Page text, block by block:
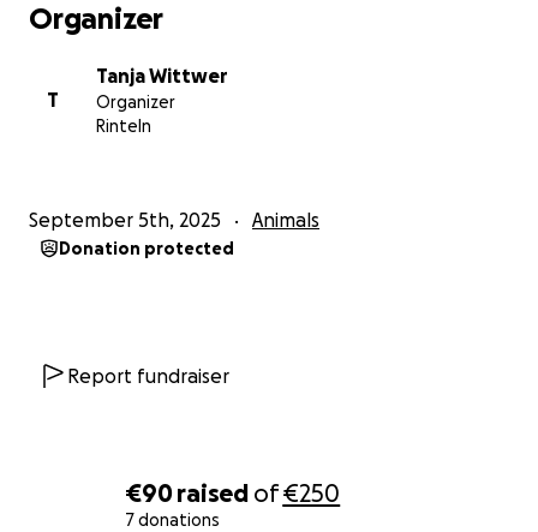
€90raised of€250
7 donations
Organizer
T
Tanja Wittwer
Organizer
Rinteln
September 5th, 2025 Animals
Donation protected
Report fundraiser